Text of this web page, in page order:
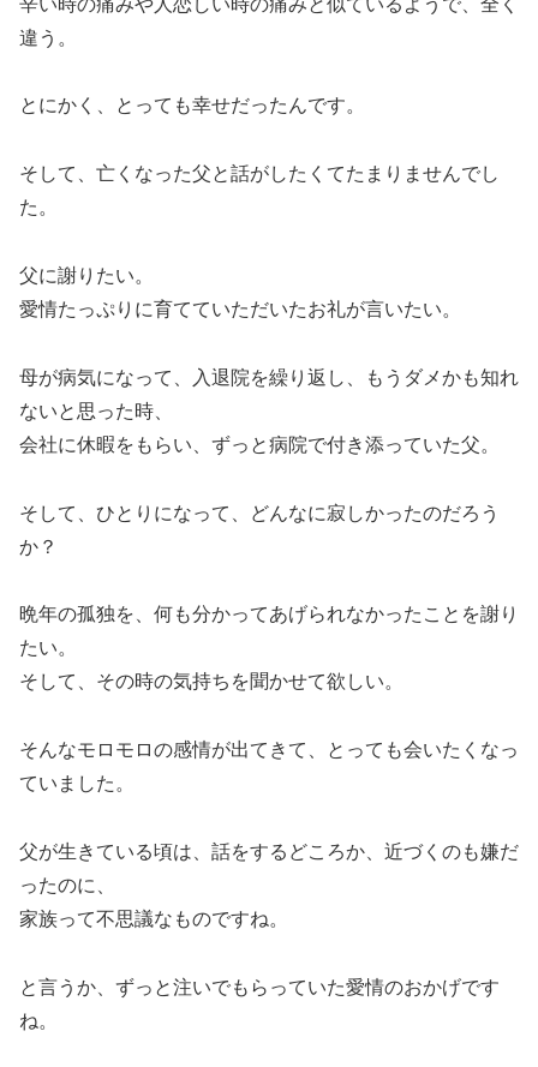
違う。
とにかく、とっても幸せだったんです。
そして、亡くなった父と話がしたくてたまりませんでし
た。
父に謝りたい。
愛情たっぷりに育てていただいたお礼が言いたい。
母が病気になって、入退院を繰り返し、もうダメかも知れ
ないと思った時、
会社に休暇をもらい、ずっと病院で付き添っていた父。
そして、ひとりになって、どんなに寂しかったのだろう
か？
晩年の孤独を、何も分かってあげられなかったことを謝り
たい。
そして、その時の気持ちを聞かせて欲しい。
そんなモロモロの感情が出てきて、とっても会いたくなっ
ていました。
父が生きている頃は、話をするどころか、近づくのも嫌だ
ったのに、
家族って不思議なものですね。
と言うか、ずっと注いでもらっていた愛情のおかげです
ね。